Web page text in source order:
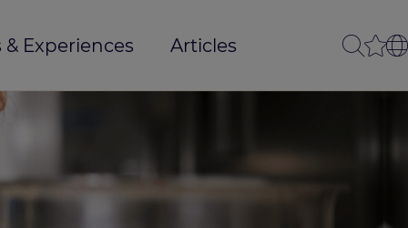
Experiences Articles